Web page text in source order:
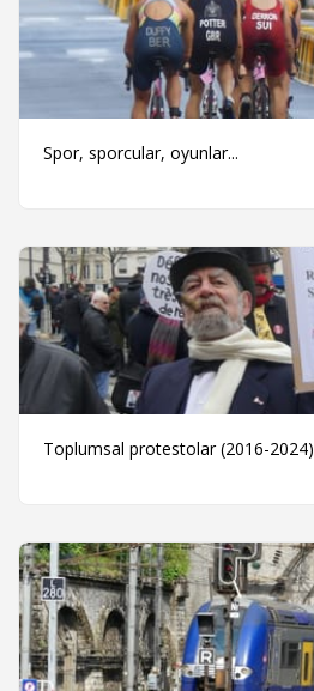
Spor, sporcular, oyunlar...
Toplumsal protestolar (2016-2024)